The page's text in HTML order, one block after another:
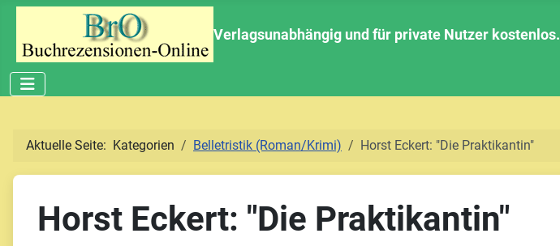
Verlagsunabhängig und für private Nutzer kostenlos.
Aktuelle Seite: Kategorien Belletristik (Roman/Krimi) Horst Eckert: "Die Praktikantin"
Horst Eckert: "Die Praktikantin"